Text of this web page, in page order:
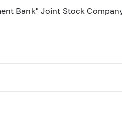
Bank" Joint Stock